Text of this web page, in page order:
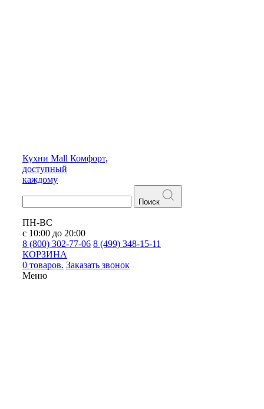
Кухни Mall Комфорт,
доступный
каждому
Поиск
ПН-ВС
с 10:00 до 20:00
8 (800) 302-77-06 8 (499) 348-15-11
КОРЗИНА
0 товаров. Заказать звонок
Меню